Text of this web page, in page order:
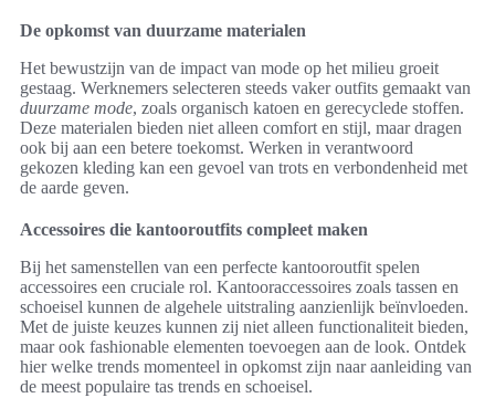
De opkomst van duurzame materialen
Het bewustzijn van de impact van mode op het milieu groeit
gestaag. Werknemers selecteren steeds vaker outfits gemaakt van
duurzame mode, zoals organisch katoen en gerecyclede stoffen.
Deze materialen bieden niet alleen comfort en stijl, maar dragen
ook bij aan een betere toekomst. Werken in verantwoord
gekozen kleding kan een gevoel van trots en verbondenheid met
de aarde geven.
Accessoires die kantooroutfits compleet maken
Bij het samenstellen van een perfecte kantooroutfit spelen
accessoires een cruciale rol. Kantooraccessoires zoals tassen en
schoeisel kunnen de algehele uitstraling aanzienlijk beïnvloeden.
Met de juiste keuzes kunnen zij niet alleen functionaliteit bieden,
maar ook fashionable elementen toevoegen aan de look. Ontdek
hier welke trends momenteel in opkomst zijn naar aanleiding van
de meest populaire tas trends en schoeisel.